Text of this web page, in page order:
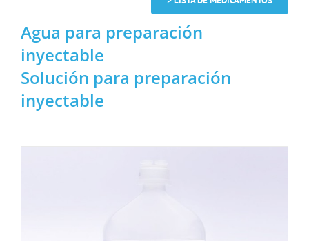
Agua para preparación
inyectable
Solución para preparación
inyectable